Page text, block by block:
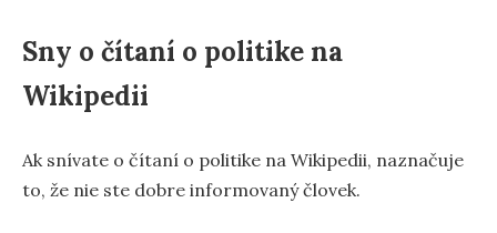
Sny o čítaní o politike na
Wikipedii
Ak snívate o čítaní o politike na Wikipedii, naznačuje
to, že nie ste dobre informovaný človek.